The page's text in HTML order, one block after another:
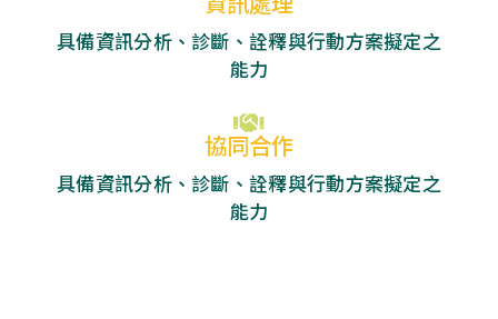
具備資訊分析、診斷、詮釋與行動方案擬定之
能力
協同合作
具備資訊分析、診斷、詮釋與行動方案擬定之
能力